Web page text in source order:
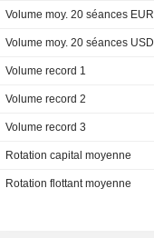
Volume moy. 20 séances EUR
Volume moy. 20 séances USD
Volume record 1
Volume record 2
Volume record 3
Rotation capital moyenne
Rotation flottant moyenne